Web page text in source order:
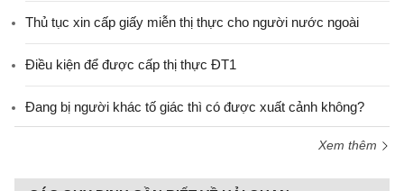
Thủ tục xin cấp giấy miễn thị thực cho người nước ngoài
Điều kiện để được cấp thị thực ĐT1
Đang bị người khác tố giác thì có được xuất cảnh không?
Xem thêm